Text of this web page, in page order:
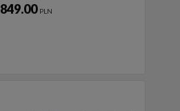
849.00 PLN